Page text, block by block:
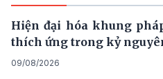
Hiện đại hóa khung
thích ứng trong kỷ
09/08/2026